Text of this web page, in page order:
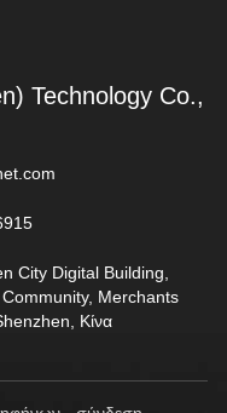
Technology Co.,
City Digital Building,
Merchants
Κίνα